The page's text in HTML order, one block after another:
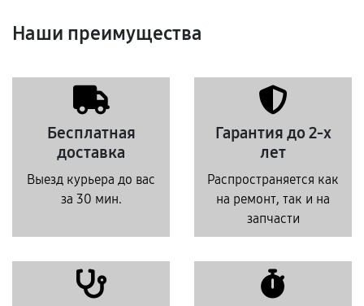
Наши преимущества
Бесплатная
доставка
Выезд курьера до вас
за 30 мин.
Гарантия до 2-х
лет
Распространяется как
на ремонт, так и на
запчасти